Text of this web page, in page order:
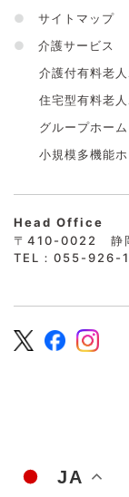
●
サイトマップ
●
介護サービス
介護付有料老
住宅型有料老
グループホーム
小規模多機能
Head Office
〒410-0022 静
TEL：055-926-
JA